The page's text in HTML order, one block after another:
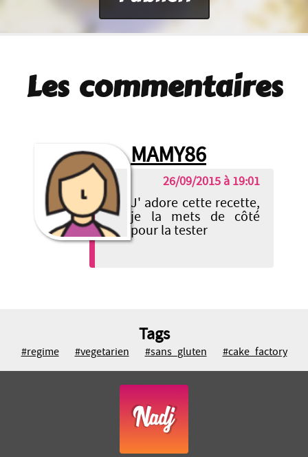
Les commentaires
MAMY86
26/09/2015 à 19:01
J' adore cette recette,
je la mets de côté
pour la tester
Tags
#regime #vegetarien #sans_gluten #cake_factory